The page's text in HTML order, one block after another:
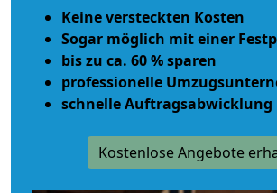
Keine versteckten Kosten
Sogar möglich mit einer
bis zu ca. 60 % sparen
professionelle
schnelle Auftragsabwicklung
Kostenlose Angebote